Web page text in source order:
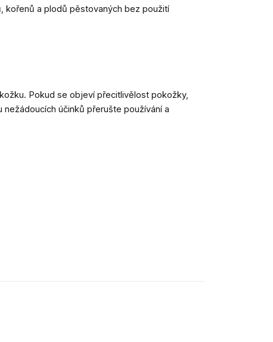
kořenů a plodů pěstovaných bez použití
Pokud se objeví přecitlivělost pokožky,
účinků přerušte používání a